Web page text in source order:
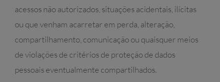
acessos não autorizados, situações acidentais, ilícitas
ou que venham acarretar em perda, alteração,
compartilhamento, comunicação ou quaisquer meios
de violações de critérios de proteção de dados
pessoais eventualmente compartilhados.